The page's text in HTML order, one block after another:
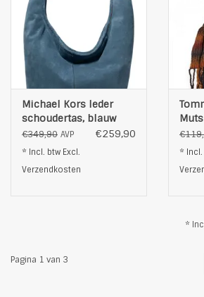
Michael Kors leder
schoudertas, blauw
€349,90 AVP €259,90
* Incl. btw Excl.
Verzendkosten
* Incl.
*
Pagina 1 van 3